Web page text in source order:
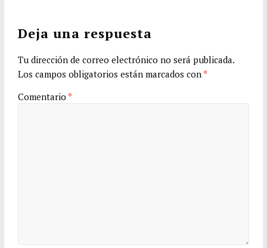
Deja una respuesta
Tu dirección de correo electrónico no será publicada.
Los campos obligatorios están marcados con *
Comentario *